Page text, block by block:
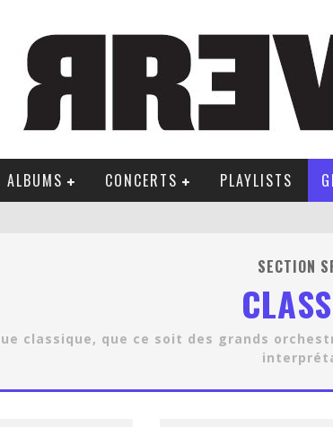
ALBUMS CONCERTS PLAYLISTS
SECTION
classique, que ce soit des grands